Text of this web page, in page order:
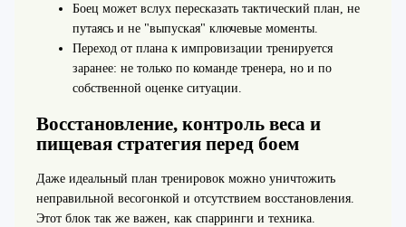
Боец может вслух пересказать тактический план, не
путаясь и не "выпуская" ключевые моменты.
Переход от плана к импровизации тренируется
заранее: не только по команде тренера, но и по
собственной оценке ситуации.
Восстановление, контроль веса и
пищевая стратегия перед боем
Даже идеальный план тренировок можно уничтожить
неправильной весогонкой и отсутствием восстановления.
Этот блок так же важен, как спарринги и техника.